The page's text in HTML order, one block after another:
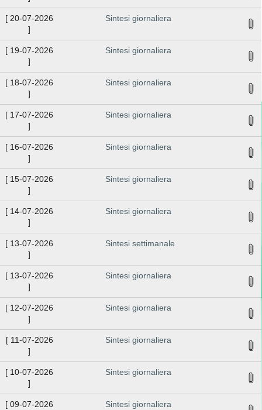
[ 20-07-2026
]
Sintesi giornaliera
[ 19-07-2026
]
Sintesi giornaliera
[ 18-07-2026
]
Sintesi giornaliera
[ 17-07-2026
]
Sintesi giornaliera
[ 16-07-2026
]
Sintesi giornaliera
[ 15-07-2026
]
Sintesi giornaliera
[ 14-07-2026
]
Sintesi giornaliera
[ 13-07-2026
]
Sintesi settimanale
[ 13-07-2026
]
Sintesi giornaliera
[ 12-07-2026
]
Sintesi giornaliera
[ 11-07-2026
]
Sintesi giornaliera
[ 10-07-2026
]
Sintesi giornaliera
[ 09-07-2026
Sintesi giornaliera